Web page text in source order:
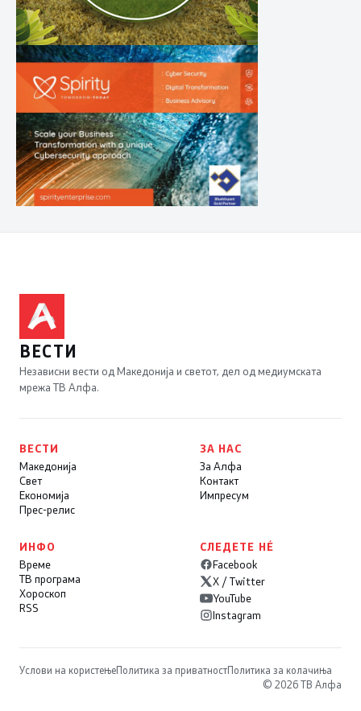
ВЕСТИ
Независни вести од Македонија и светот, дел од медиумската
мрежа ТВ Алфа.
ВЕСТИ
Македонија
Свет
Економија
Прес-релис
ЗА НАС
За Алфа
Контакт
Импресум
ИНФО
Време
ТВ програма
Хороскоп
RSS
СЛЕДЕТЕ НÉ
Facebook
X / Twitter
YouTube
Instagram
Услови на користењеПолитика за приватностПолитика за колачиња
© 2026 ТВ Алфа